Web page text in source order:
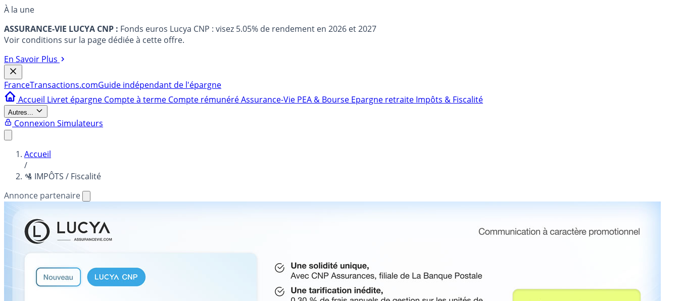
À la une
ASSURANCE-VIE LUCYA CNP : Fonds euros Lucya CNP : visez 5.05% de rendement en 2026 et 2027
Voir conditions sur la page dédiée à cette offre.
En Savoir Plus
FranceTransactions.comGuide indépendant de l'épargne
Accueil Livret épargne Compte à terme Compte rémunéréAssurance-Vie PEA & Bourse Epargne retraite Impôts & Fiscalité
Autres...
Connexion Simulateurs
Accueil
/
🛂 IMPÔTS / Fiscalité
Annonce partenaire